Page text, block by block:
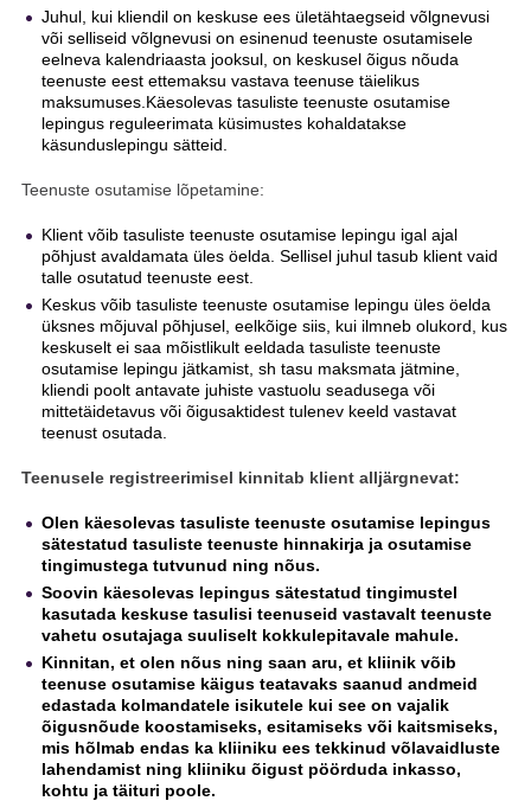
Juhul, kui kliendil on keskuse ees ületähtaegseid võlgnevusi
või selliseid võlgnevusi on esinenud teenuste osutamisele
eelneva kalendriaasta jooksul, on keskusel õigus nõuda
teenuste eest ettemaksu vastava teenuse täielikus
maksumuses.Käesolevas tasuliste teenuste osutamise
lepingus reguleerimata küsimustes kohaldatakse
käsunduslepingu sätteid.
Teenuste osutamise lõpetamine:
Klient võib tasuliste teenuste osutamise lepingu igal ajal
põhjust avaldamata üles öelda. Sellisel juhul tasub klient vaid
talle osutatud teenuste eest.
Keskus võib tasuliste teenuste osutamise lepingu üles öelda
üksnes mõjuval põhjusel, eelkõige siis, kui ilmneb olukord, kus
keskuselt ei saa mõistlikult eeldada tasuliste teenuste
osutamise lepingu jätkamist, sh tasu maksmata jätmine,
kliendi poolt antavate juhiste vastuolu seadusega või
mittetäidetavus või õigusaktidest tulenev keeld vastavat
teenust osutada.
Teenusele registreerimisel kinnitab klient alljärgnevat:
Olen käesolevas tasuliste teenuste osutamise lepingus
sätestatud tasuliste teenuste hinnakirja ja osutamise
tingimustega tutvunud ning nõus.
Soovin käesolevas lepingus sätestatud tingimustel
kasutada keskuse tasulisi teenuseid vastavalt teenuste
vahetu osutajaga suuliselt kokkulepitavale mahule.
Kinnitan, et olen nõus ning saan aru, et kliinik võib
teenuse osutamise käigus teatavaks saanud andmeid
edastada kolmandatele isikutele kui see on vajalik
õigusnõude koostamiseks, esitamiseks või kaitsmiseks,
mis hõlmab endas ka kliiniku ees tekkinud võlavaidluste
lahendamist ning kliiniku õigust pöörduda inkasso,
kohtu ja täituri poole.